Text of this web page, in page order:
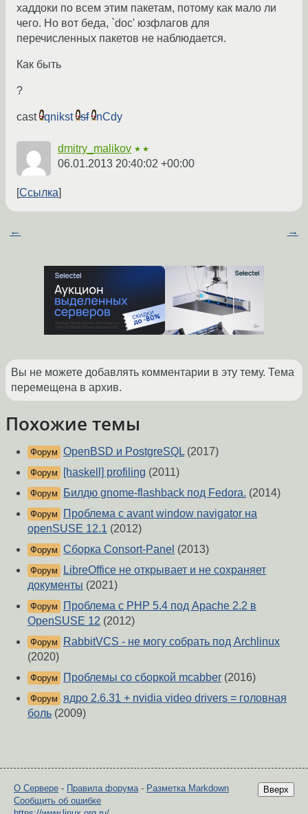
хаддоки по всем этим пакетам, потому как мало ли
чего. Но вот беда, `doc' юзфлагов для
перечисленных пакетов не наблюдается.
Как быть
?
cast qnikst sf nCdy
dmitry_malikov ★★
06.01.2013 20:40:02 +00:00
Ссылка
← →
Вы не можете добавлять комментарии в эту тему. Тема
перемещена в архив.
Похожие темы
Форум OpenBSD и PostgreSQL (2017)
Форум [haskell] profiling (2011)
Форум Билдю gnome-flashback под Fedora. (2014)
Форум
Проблема с avant window navigator на
openSUSE 12.1 (2012)
Форум Сборка Consort-Panel (2013)
Форум
LibreOffice не открывает и не сохраняет
документы (2021)
Форум
Проблема с PHP 5.4 под Apache 2.2 в
OpenSUSE 12 (2012)
Форум
RabbitVCS - не могу собрать под Archlinux
(2020)
Форум Проблемы со сборкой mcabber (2016)
Форум
ядро 2.6.31 + nvidia video drivers = головная
боль (2009)
Вверх
О Сервере - Правила форума- Разметка Markdown
Сообщить об ошибке